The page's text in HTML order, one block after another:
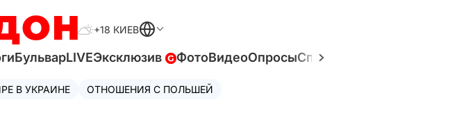
+18 КИЕВ
БульварLIVEЭксклюзив ФотоВидеоОпросыСпецпроекты
В УКРАИНЕ ОТНОШЕНИЯ С ПОЛЬШЕЙ